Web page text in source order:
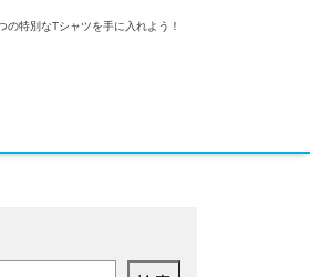
の特別なTシャツを手に入れよう！